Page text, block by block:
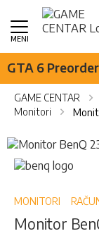
GTA 6 Preorder
GAME CENTAR
Monitori
Skip
to
the
of
images
Skip
to
beginning
the
MONITORI
Monitor